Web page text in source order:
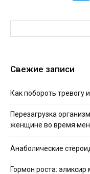
Свежие записи
Как побороть тревогу
Перезагрузка
женщине во время
Анаболические
Гормон роста: